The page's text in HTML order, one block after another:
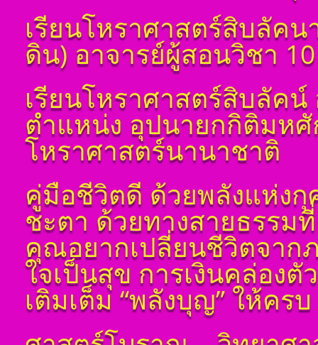
เรียนโหราศาสตร์สิบลัค
ดิน) อาจารย์ผู้สอนวิชา
โ ห ร า ส า ด (ฉบับ
เรียนรู้โดยไม่ต้องถาม)
โดย สอ้าน นาคเพชร
พูล(สีดิน) บทที่ ๑ บทนำ
โ ห ร า ส า ด (ฉบับ
เรียนรู้โดยไม่ต้องถาม)
โดย สอ้าน นาคเพชร
พูล(สีดิน) บทที่ ๒ พื้น
ฐาน
โ ห ร า ส า ด (ฉบับ
เรียนรู้โดยไม่ต้องถาม)
โดย สอ้าน นาคเพชร
พูล (สีดิน) บทที่ ๓
ดวงดาวและเลขหมาย
แทนดาว
โ ห ร า ส า ด (ฉบับ
เรียนรู้โดยไม่ต้องถาม)
โดย สอ้าน นาคเพชร
พูล (สีดิน) บทที่ ๔ ที่มา
เรียนโหราศาสตร์สิบลัค
ตำแหน่ง อุปนายกกิติมห
โหราศาสตร์นานาชาติ
คู่มือชีวิตดี ด้วยพลังแห่งกุ
ชะตา ด้วยทางสายธรรม
คุณอยากเปลี่ยนชีวิตจา
ใจเป็นสุข การเงินคล่อง
เติมเต็ม “พลังบุญ” ให้คร